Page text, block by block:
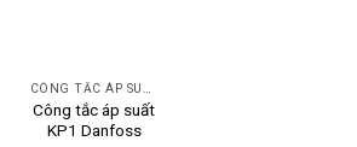
Công tắc áp suất
KP1 Danfoss